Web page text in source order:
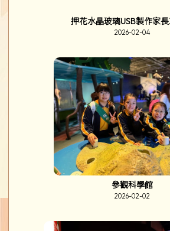
視障人士體驗工作坊
2026-03-10